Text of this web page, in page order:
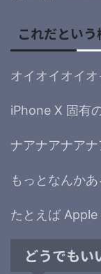
これだとい
オイオイオイオ
iPhone X 固有
ナアナアナアナ
もっとなんか
たとえば
どうでもい